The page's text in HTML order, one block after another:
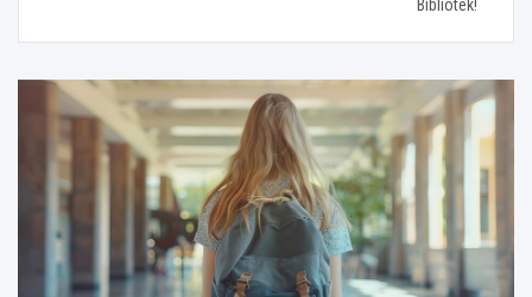
Bibliotek!